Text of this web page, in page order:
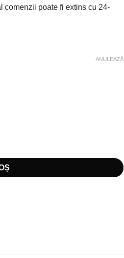
comenzii poate fi extins cu 24-
ANULEAZĂ